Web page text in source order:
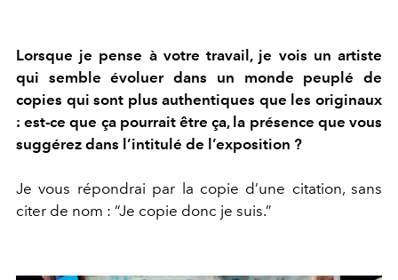
Lorsque je pense à votre travail, je vois un artiste
qui semble évoluer dans un monde peuplé de
copies qui sont plus authentiques que les originaux
: est-ce que ça pourrait être ça, la présence que vous
suggérez dans l’intitulé de l’exposition ?
Je vous répondrai par la copie d’une citation, sans
citer de nom : “Je copie donc je suis.”